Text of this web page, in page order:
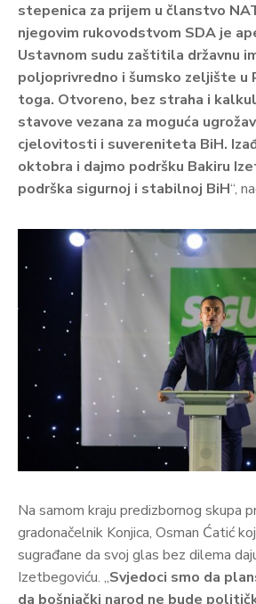
stepenica za prijem u članstvo
njegovim rukovodstvom SDA je
Ustavnom sudu zaštitila državnu
poljoprivredno i šumsko zeljište u
toga. Otvoreno, bez straha i
stavove vezana za moguća
cjelovitosti i suvereniteta BiH.
oktobra i dajmo podršku Bakiru
podrška sigurnoj i stabilnoj BiH“,
Na samom kraju predizbornog skupa
gradonačelnik Konjica, Osman Ćatić
sugrađane da svoj glas bez dilema
Izetbegoviću. „Svjedoci smo da
da bošnjački narod ne bude